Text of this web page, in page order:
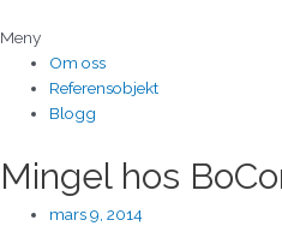
till
innehåll
Meny
Om oss
Referensobjekt
Blogg
Mingel hos
mars 9, 2014